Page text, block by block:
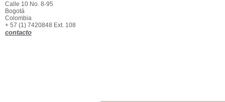
Calle 10 No. 8-95
Bogotá
Colombia
+ 57 (1) 7420848 Ext. 108
contacto